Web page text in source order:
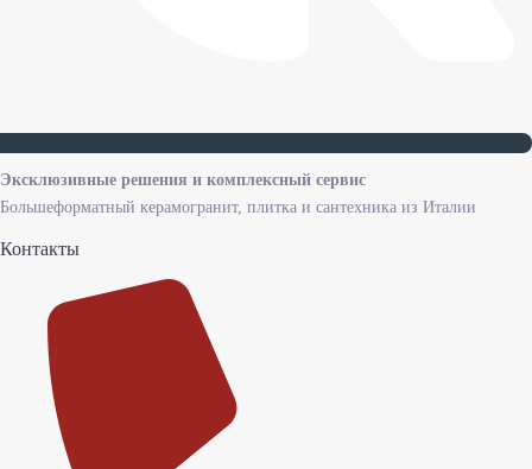
Эксклюзивные решения и комплексный сервис
Большеформатный керамогранит, плитка и сантехника из Италии
Контакты